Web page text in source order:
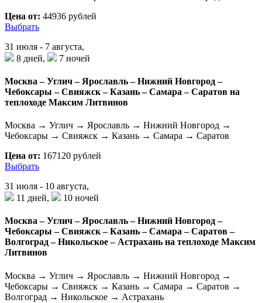
Цена от: 44936 рублей
Выбрать
31 июля - 7 августа,
8 дней,
7 ночей
Москва – Углич – Ярославль – Нижний Новгород –
Чебоксары – Свияжск – Казань – Самара – Саратов на
теплоходе Максим Литвинов
Москва → Углич → Ярославль → Нижний Новгород →
Чебоксары → Свияжск → Казань → Самара → Саратов
Цена от: 167120 рублей
Выбрать
31 июля - 10 августа,
11 дней,
10 ночей
Москва – Углич – Ярославль – Нижний Новгород –
Чебоксары – Свияжск – Казань – Самара – Саратов –
Волгоград – Никольское – Астрахань на теплоходе Максим
Литвинов
Москва → Углич → Ярославль → Нижний Новгород →
Чебоксары → Свияжск → Казань → Самара → Саратов →
Волгоград → Никольское → Астрахань